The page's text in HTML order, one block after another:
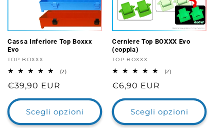
Cassa Inferiore Top Boxxx
Evo
Fornitore:
TOP BOXXX
(2)2
Prezzo
di
listino
€39,90 EUR
Scegli opzioni
Cerniere Top BOXXX Evo
(coppia)
Fornitore:
TOP BOXXX
(2)2
Prezzo
di
listino
€6,90 EUR
Scegli opzioni